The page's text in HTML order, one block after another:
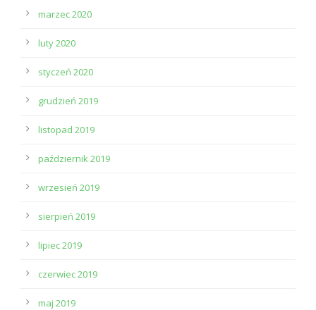
marzec 2020
luty 2020
styczeń 2020
grudzień 2019
listopad 2019
październik 2019
wrzesień 2019
sierpień 2019
lipiec 2019
czerwiec 2019
maj 2019